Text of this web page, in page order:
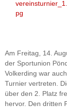
Am Freitag, 14.
der Sportunion
Volkerding war
Turnier vertreten.
über den 2. Platz
hervor. Den dritten